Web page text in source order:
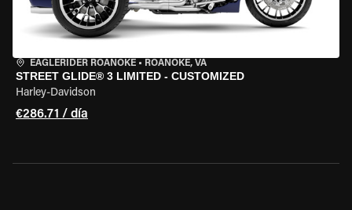
EAGLERIDER ROANOKE • ROANOKE, VA
STREET GLIDE® 3 LIMITED - CUSTOMIZED
Harley-Davidson
€286.71 / día